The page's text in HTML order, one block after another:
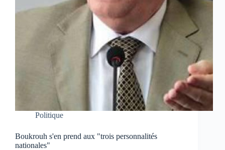
Politique
Boukrouh s'en prend aux "trois personnalités
nationales"